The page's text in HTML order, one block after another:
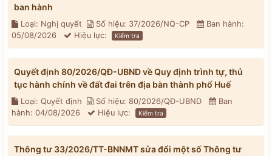
ban hành
Loại: Nghị quyết Số hiệu: 37/2026/NQ-CP
Ban hành:
05/08/2026
Hiệu lực: Kiểm tra
Quyết định 80/2026/QĐ-UBND về Quy định trình tự, thủ
tục hành chính về đất đai trên địa bàn thành phố Huế
Loại: Quyết định Số hiệu: 80/2026/QĐ-UBND
Ban
hành: 04/08/2026
Hiệu lực: Kiểm tra
Thông tư 33/2026/TT-BNNMT sửa đổi một số Thông tư